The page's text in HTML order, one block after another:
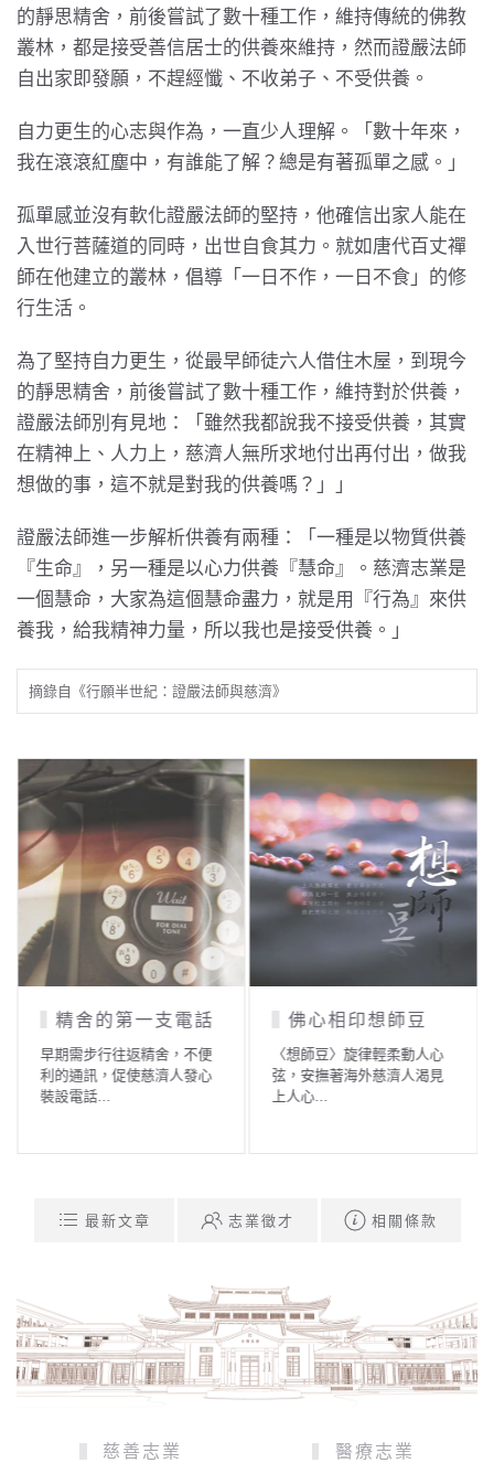
的靜思精舍，前後嘗試了數十種工作，維持傳統的佛教
叢林，都是接受善信居士的供養來維持，然而證嚴法師
自出家即發願，不趕經懺、不收弟子、不受供養。
自力更生的心志與作為，一直少人理解。「數十年來，
我在滾滾紅塵中，有誰能了解？總是有著孤單之感。」
孤單感並沒有軟化證嚴法師的堅持，他確信出家人能在
入世行菩薩道的同時，出世自食其力。就如唐代百丈禪
師在他建立的叢林，倡導「一日不作，一日不食」的修
行生活。
為了堅持自力更生，從最早師徒六人借住木屋，到現今
的靜思精舍，前後嘗試了數十種工作，維持對於供養，
證嚴法師別有見地：「雖然我都說我不接受供養，其實
在精神上、人力上，慈濟人無所求地付出再付出，做我
想做的事，這不就是對我的供養嗎？」」
證嚴法師進一步解析供養有兩種：「一種是以物質供養
『生命』，另一種是以心力供養『慧命』。慈濟志業是
一個慧命，大家為這個慧命盡力，就是用『行為』來供
養我，給我精神力量，所以我也是接受供養。」
摘錄自《行願半世紀：證嚴法師與慈濟》
精舍的第一支電話
早期需步行往返精舍，不便
利的通訊，促使慈濟人發心
裝設電話...
佛心相印想師豆
〈想師豆〉旋律輕柔動人心
弦，安撫著海外慈濟人渴見
上人心...
最新文章 志業徵才 相關條款
慈善志業 醫療志業